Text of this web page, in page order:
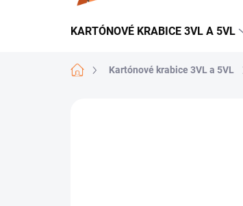
KARTÓNOVÉ KRABICE 3VL A 5VL
DomovKartónové krabice 3VL a 5VL